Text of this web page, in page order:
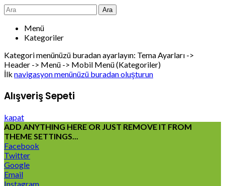
Ara
Menü
Kategoriler
Kategori menünüzü buradan ayarlayın: Tema Ayarları ->
Header -> Menü -> Mobil Menü (Kategoriler)
İlk navigasyon menünüzü buradan oluşturun
Alışveriş Sepeti
kapat
ADD ANYTHING HERE OR JUST REMOVE IT FROM
THEME SETTINGS...
Facebook
Twitter
Google
Email
Instagram